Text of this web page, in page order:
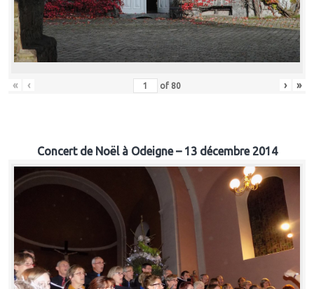
« ‹ of 80 › »
Concert de Noël à Odeigne – 13 décembre 2014